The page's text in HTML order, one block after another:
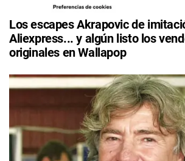
Los escapes Akrapovic de
Aliexpress... y algún listo los
originales en Wallapop